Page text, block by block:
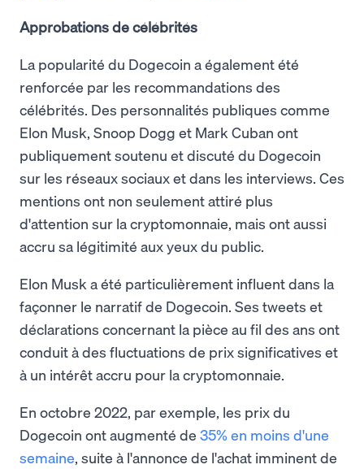
Approbations de célébrités
La popularité du Dogecoin a également été
renforcée par les recommandations des
célébrités. Des personnalités publiques comme
Elon Musk, Snoop Dogg et Mark Cuban ont
publiquement soutenu et discuté du Dogecoin
sur les réseaux sociaux et dans les interviews. Ces
mentions ont non seulement attiré plus
d'attention sur la cryptomonnaie, mais ont aussi
accru sa légitimité aux yeux du public.
Elon Musk a été particulièrement influent dans la
façonner le narratif de Dogecoin. Ses tweets et
déclarations concernant la pièce au fil des ans ont
conduit à des fluctuations de prix significatives et
à un intérêt accru pour la cryptomonnaie.
En octobre 2022, par exemple, les prix du
Dogecoin ont augmenté de 35% en moins d'une
semaine, suite à l'annonce de l'achat imminent de